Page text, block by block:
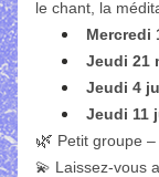
le chant, la
Mercredi
Jeudi 21
Jeudi 4
Jeudi 11
🌿 Petit groupe
💫 Laissez-vous